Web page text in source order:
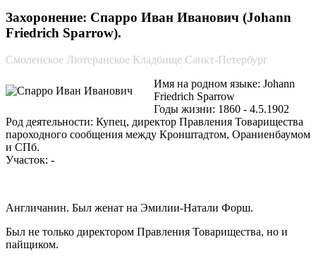
Захоронение: Спарро Иван Иванович (Johann
Friedrich Sparrow).
Смоленское Лютеранское Кладбище Санкт-Петербург
Имя на родном языке: Johann
Friedrich Sparrow
Годы жизни: 1860 - 4.5.1902
Род деятельности: Купец, директор Правления Товарищества
пароходного сообщения между Кронштадтом, Ораниенбаумом
и СПб.
Участок: -
Англичанин. Был женат на Эмилии-Натали Форш.
Был не только директором Правления Товарищества, но и
пайщиком.